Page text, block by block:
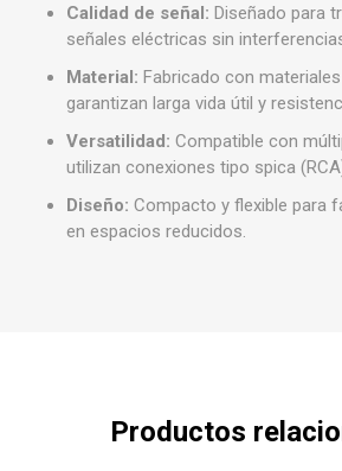
Calidad de señal: Diseñado para
señales eléctricas sin
Material: Fabricado con
garantizan larga vida útil y
Versatilidad: Compatible con
utilizan conexiones tipo spica
Diseño: Compacto y flexible para
en espacios reducidos.
Productos